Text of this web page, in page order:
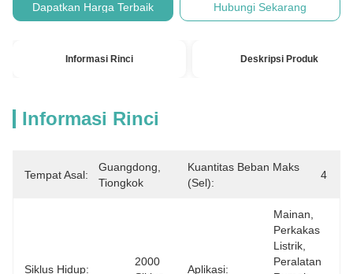
Dapatkan Harga Terbaik Hubungi Sekarang
Informasi Rinci Deskripsi Produk
Informasi Rinci
Tempat Asal:
Guangdong,
Tiongkok
Kuantitas Beban Maks
(sel):
4
Siklus Hidup:
2000
Aplikasi:
Mainan,
Perkakas
Listrik,
Peralatan